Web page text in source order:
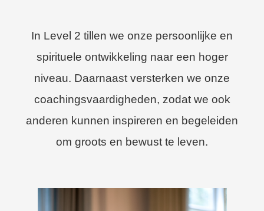
In Level 2 tillen we onze persoonlijke en
spirituele ontwikkeling naar een hoger
niveau. Daarnaast versterken we onze
coachingsvaardigheden, zodat we ook
anderen kunnen inspireren en begeleiden
om groots en bewust te leven.